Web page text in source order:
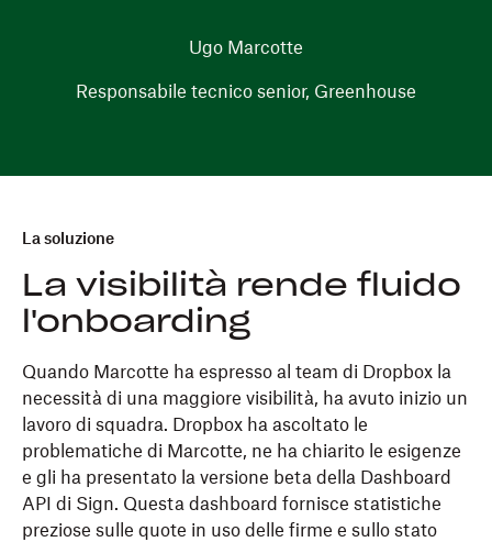
Ugo Marcotte
Responsabile tecnico senior, Greenhouse
La soluzione
La visibilità rende fluido
l'onboarding
Quando Marcotte ha espresso al team di Dropbox la
necessità di una maggiore visibilità, ha avuto inizio un
lavoro di squadra. Dropbox ha ascoltato le
problematiche di Marcotte, ne ha chiarito le esigenze
e gli ha presentato la versione beta della Dashboard
API di Sign. Questa dashboard fornisce statistiche
preziose sulle quote in uso delle firme e sullo stato